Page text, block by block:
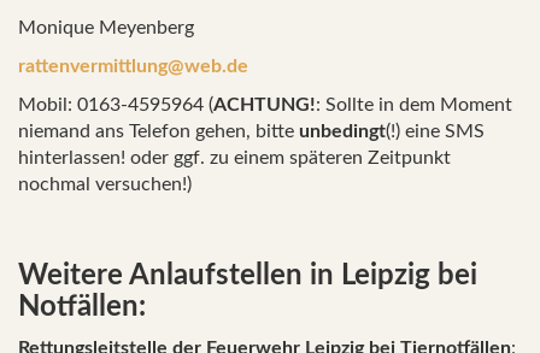
Monique Meyenberg
rattenvermittlung@web.de
Mobil: 0163-4595964 (ACHTUNG!: Sollte in dem Moment
niemand ans Telefon gehen, bitte unbedingt(!) eine SMS
hinterlassen! oder ggf. zu einem späteren Zeitpunkt
nochmal versuchen!)
Weitere Anlaufstellen in Leipzig bei
Notfällen:
Rettungsleitstelle der Feuerwehr Leipzig bei Tiernotfällen: